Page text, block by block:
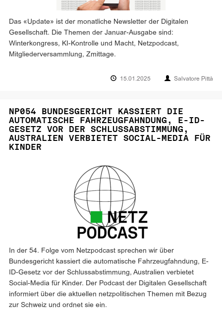
Das «Update» ist der monatliche Newsletter der Digitalen
Gesellschaft. Die Themen der Januar-Ausgabe sind:
Winterkongress, KI-Kontrolle und Macht, Netzpodcast,
Mitgliederversammlung, Zmittage.
15.01.2025 Salvatore Pittà
NP054 BUNDESGERICHT KASSIERT DIE
AUTOMATISCHE FAHRZEUGFAHNDUNG, E-ID-
GESETZ VOR DER SCHLUSSABSTIMMUNG,
AUSTRALIEN VERBIETET SOCIAL-MEDIA FÜR
KINDER
In der 54. Folge vom Netzpodcast sprechen wir über
Bundesgericht kassiert die automatische Fahrzeugfahndung, E-
ID-Gesetz vor der Schlussabstimmung, Australien verbietet
Social-Media für Kinder. Der Podcast der Digitalen Gesellschaft
informiert über die aktuellen netzpolitischen Themen mit Bezug
zur Schweiz und ordnet sie ein.